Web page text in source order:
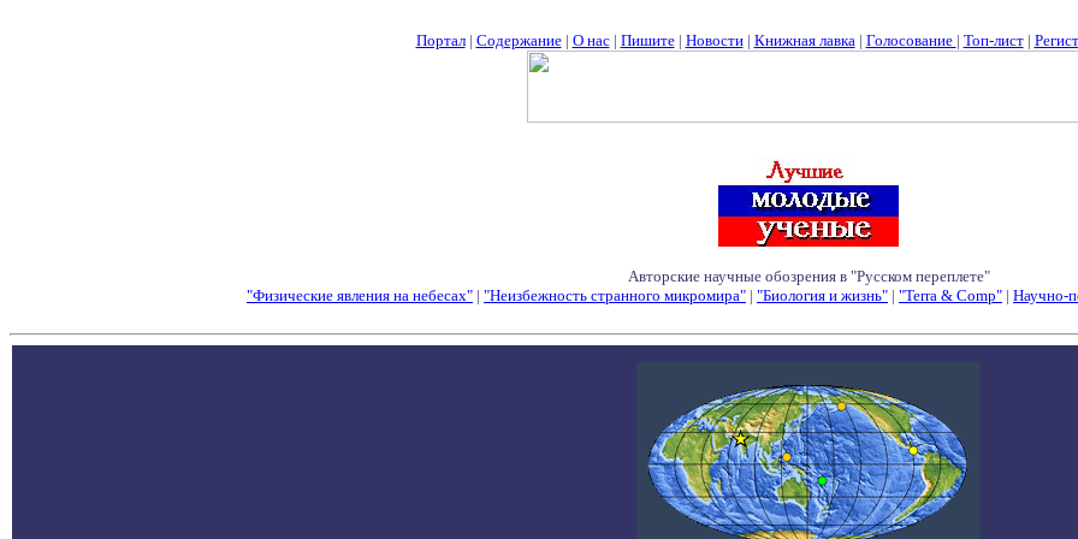
Портал| Содержание| О нас| Пишите| Новости| Книжная лавка| Голосование | Топ-лист|
Авторские научные обозрения в "Русском переплете"
"Физические явления на небесах" | "Неизбежность странного микромира" | "Биология и жизнь" | "Terra & Comp" | Научно-